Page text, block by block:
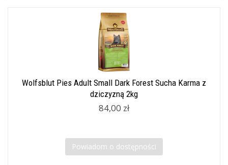
Wolfsblut Pies Adult Small Dark Forest Sucha Karma z
dziczyzną 2kg
84,00 zł
Powiadom o dostępności